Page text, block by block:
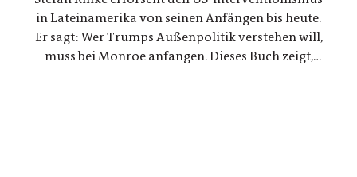
in Lateinamerika von seinen Anfängen bis heute.
Er sagt: Wer Trumps Außenpolitik verstehen will,
muss bei Monroe anfangen. Dieses Buch zeigt,